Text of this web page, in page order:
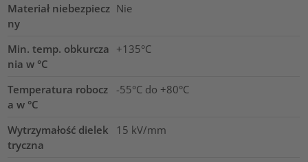
Materiał niebezpiecz
ny
Nie
Min. temp. obkurcza
nia w °C
+135°C
Temperatura robocz
a w °C
-55°C do +80°C
Wytrzymałość dielek
tryczna
15 kV/mm